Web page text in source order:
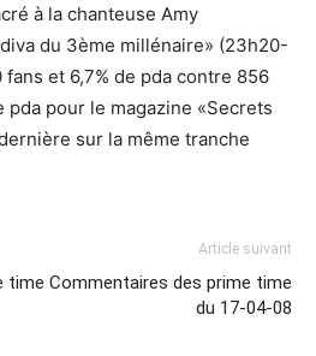
à la chanteuse Amy
du 3ème millénaire» (23h20-
et 6,7% de pda contre 856
pda pour le magazine «Secrets
sur la même tranche
time
Article suivant
Commentaires des prime time
du 17-04-08